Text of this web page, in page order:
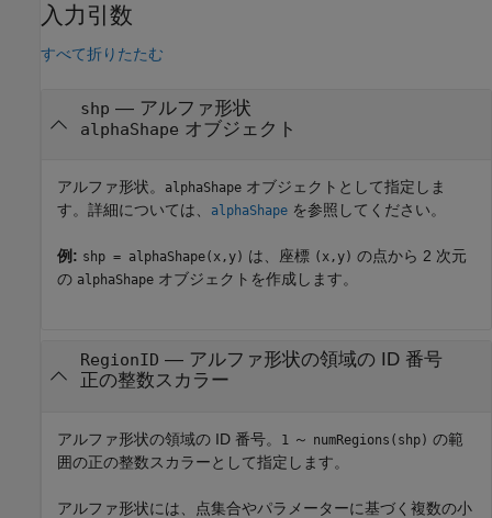
入力引数
すべて折りたたむ
shp — アルファ形状
alphaShape オブジェクト
アルファ形状。 alphaShape オブジェクトとして指定しま
す。詳細については、
alphaShape を参照してください。
例: shp = alphaShape(x,y) は、座標 (x,y) の点から 2 次元
の alphaShape オブジェクトを作成します。
RegionID — アルファ形状の領域の ID 番号
正の整数スカラー
アルファ形状の領域の ID 番号。 1 ～ numRegions(shp) の範
囲の正の整数スカラーとして指定します。
アルファ形状には、点集合やパラメーターに基づく複数の小